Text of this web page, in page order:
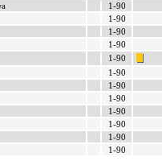
1-90
1-90
1-90
1-90
1-90
1-90
1-90
1-90
1-90
1-90
1-90
1-90